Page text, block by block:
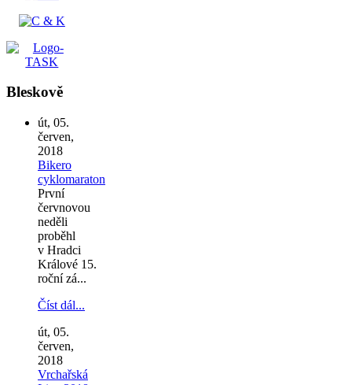
Bleskově
út, 05.
červen,
2018
Bikero
cyklomaraton
První
červnovou
neděli
proběhl
v Hradci
Králové 15.
roční zá...
Číst dál...
út, 05.
červen,
2018
Vrchařská